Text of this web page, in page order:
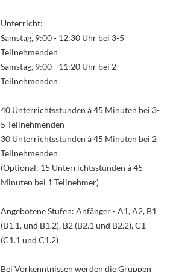
Unterricht:
Samstag, 9:00 - 12:30 Uhr bei 3-5
Teilnehmenden
Samstag, 9:00 - 11:20 Uhr bei 2
Teilnehmenden
40 Unterrichtsstunden à 45 Minuten bei 3-
5 Teilnehmenden
30 Unterrichtsstunden à 45 Minuten bei 2
Teilnehmenden
(Optional: 15 Unterrichtsstunden à 45
Minuten bei 1 Teilnehmer)
Angebotene Stufen: Anfänger - A1, A2, B1
(B1.1. und B1.2), B2 (B2.1 und B2.2), C1
(C1.1 und C1.2)
Bei Vorkenntnissen werden die Gruppen